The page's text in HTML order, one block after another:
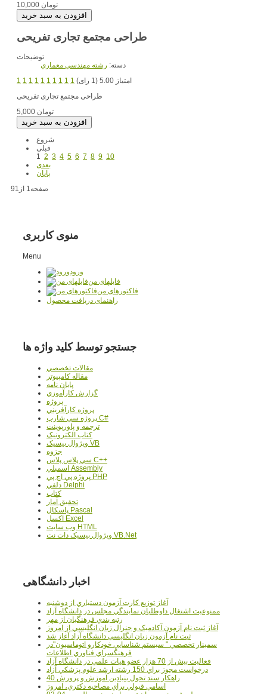
10,000 تومان
طراحی مجتمع تجاری تفریحی
توضیحات
دسته: رشته مهندسي معماري
1 1 1 1 1 1 1 1 1 1
امتیاز 5.00 (1 رای)
طراحی مجتمع تجاری تفریحی
5,000 تومان
شروع
قبلی
1 2 3 4 5 6 7 8 9 10
بعدی
پایان
صفحه1 از91
منوی کاربری
Menu
ورود
فایلهای من
فاکتورهای من
راهنمای دریافت محصول
جستجو توسط کلید واژه ها
مقالات تخصصي
مقاله کامپیوتر
پایان نامه
گزارش کارآموزي
پروژه
پروژه کارآفريني
پروژه سي شارپ C#
ترجمه و پاورپوينت
کتاب الکترونيک
ويژوال بيسيک VB
جزوه
سي پلاس پلاس C++
اسمبلي Assembly
پروژه پي اچ پي PHP
دلفي Delphi
کتاب
تحقيق آمار
پاسکال Pascal
اکسل Excel
وب سايت HTML
ويژوال بيسيک دات نت VB.Net
اخبار دانشگاهی
آغاز توزيع کارت آزمون دستياري از دوشنبه
ممنوعيت اشتغال داوطلبان نمايندگي مجلس در دانشگاه آزاد
رتبه بندي فرهنگيان از مهر
آغاز ثبت نام آزمون آکادميک و جنرال زبان انگليسي از امروز
ثبت نام آزمون زبان انگليسي دانشگاه آزاد آغاز شد
سمينار تخصصي " سيستم شناسايي خودکارو اتوماسيون"در
فرهنگسراي فناوري اطلاعات
فعاليت بيش از 70 هزار عضو هيات علمي در دانشگاه آزاد
درخواست مجوز براي 150 رشته ارشد علوم پزشکي آزاد
40 راهکار سند تحول بنيادين آموزش و پرورش
اسامي قبولي براي مصاحبه دکتري، امروز